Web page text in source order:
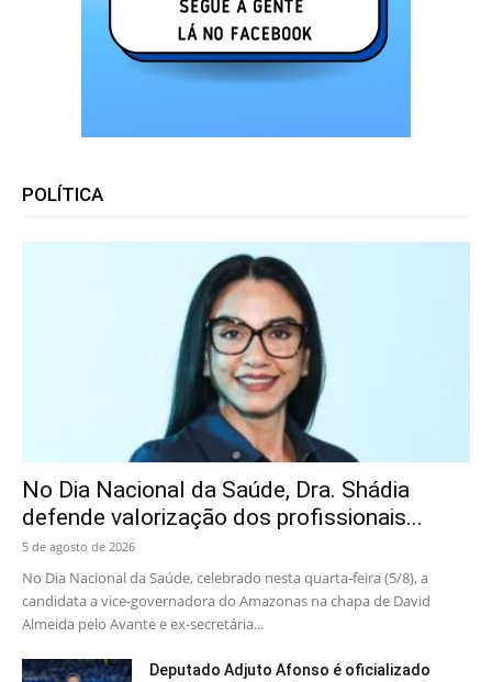
POLÍTICA
No Dia Nacional da Saúde, Dra. Shádia
defende valorização dos profissionais...
5 de agosto de 2026
No Dia Nacional da Saúde, celebrado nesta quarta-feira (5/8), a
candidata a vice-governadora do Amazonas na chapa de David
Almeida pelo Avante e ex-secretária...
Deputado Adjuto Afonso é oficializado